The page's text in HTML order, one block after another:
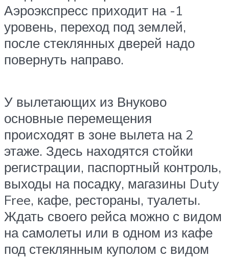
Аэроэкспресс приходит на -1
уровень, переход под землей,
после стеклянных дверей надо
повернуть направо.
У вылетающих из Внуково
основные перемещения
происходят в зоне вылета на 2
этаже. Здесь находятся стойки
регистрации, паспортный контроль,
выходы на посадку, магазины Duty
Free, кафе, рестораны, туалеты.
Ждать своего рейса можно с видом
на самолеты или в одном из кафе
под стеклянным куполом с видом